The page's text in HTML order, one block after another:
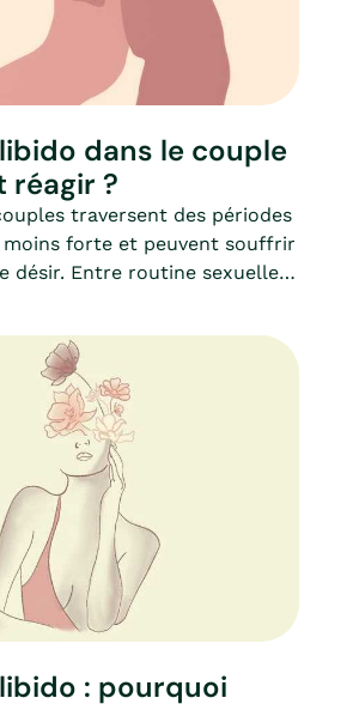
à base de gingembre ou de
considérations plus vastes,
de mieux comprendre
féminin.
dans le couple
réagir ?
traversent des périodes
forte et peuvent souffrir
désir. Entre routine sexuelle,
la vie sexuelle des
à peu de choses. Fatigue,
préoccupations
familiales, rythmes décalés,
qui peuvent freiner la
expliquer ces baisses de
et malgré l’amour ?
il pas dramatiser ces
comment raviver la
couple ?
: pourquoi